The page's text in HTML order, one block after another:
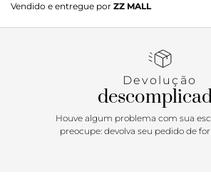
O modelo de material similar ao couro
retangular com acabamento de efeito
tamanho P, traz alça longa transversal
parte interna, apresenta fecho em
envelope. Traz etiqueta emborrachada
“descomplica” Anacapri, aplicada na
modelo traz nova assinatura exclusiva
Vendido e entregue por ZZ MALL
Devolução
Houve algum problema com sua
preocupe: devolva seu pedido de